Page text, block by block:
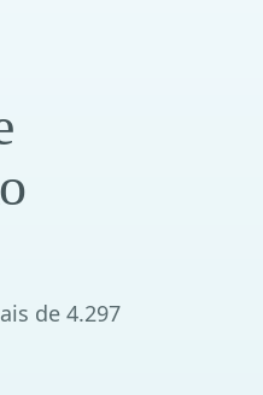
de 4.297